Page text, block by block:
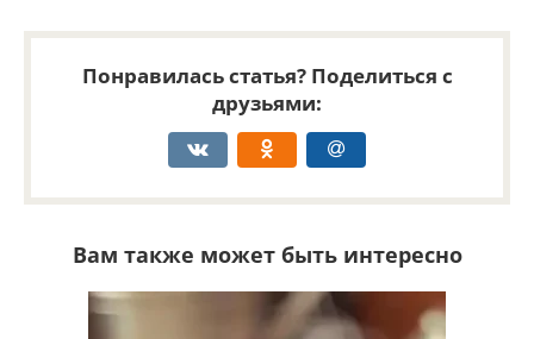
Понравилась статья? Поделиться с
друзьями:
Вам также может быть интересно